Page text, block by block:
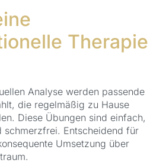
Therapie
Analyse werden passende
die regelmäßig zu Hause
Diese Übungen sind einfach,
schmerzfrei. Entscheidend für
Umsetzung über